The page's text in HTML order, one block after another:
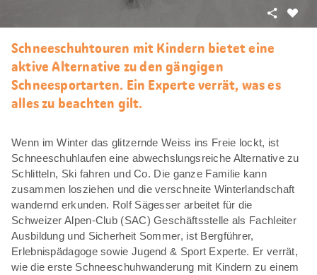
Teilen
Schneeschuhtouren mit Kindern bietet eine
aktive Alternative zu den gängigen
Schneesportarten. Ein Experte verrät, was es
alles zu beachten gilt.
Wenn im Winter das glitzernde Weiss ins Freie lockt, ist
Schneeschuhlaufen eine abwechslungsreiche Alternative zu
Schlitteln, Ski fahren und Co. Die ganze Familie kann
zusammen losziehen und die verschneite Winterlandschaft
wandernd erkunden. Rolf Sägesser arbeitet für die
Schweizer Alpen-Club (SAC) Geschäftsstelle als Fachleiter
Ausbildung und Sicherheit Sommer, ist Bergführer,
Erlebnispädagoge sowie Jugend & Sport Experte. Er verrät,
wie die erste Schneeschuhwanderung mit Kindern zu einem